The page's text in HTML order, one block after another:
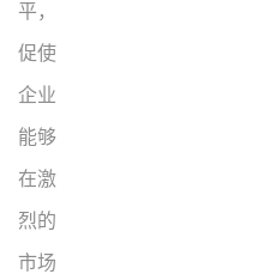
平，
促使
企业
能够
在激
烈的
市场